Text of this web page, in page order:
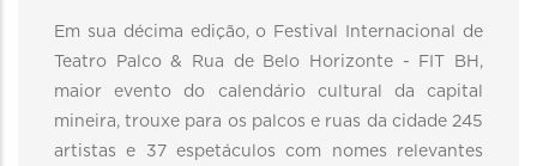
Em sua décima edição, o Festival Internacional de
Teatro Palco & Rua de Belo Horizonte - FIT BH,
maior evento do calendário cultural da capital
mineira, trouxe para os palcos e ruas da cidade 245
artistas e 37 espetáculos com nomes relevantes